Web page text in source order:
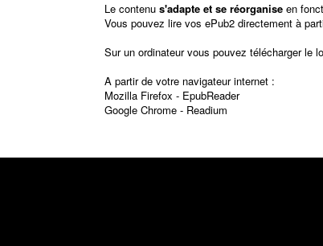
Le contenu s'adapte et se réorganise en
Vous pouvez lire vos ePub2 directement à
Sur un ordinateur vous pouvez télécharger le
A partir de votre navigateur internet :
Mozilla Firefox - EpubReader
Google Chrome - Readium